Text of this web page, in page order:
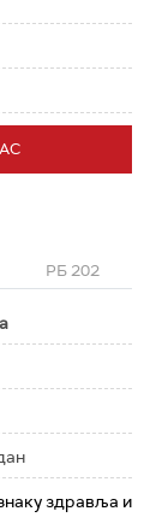
РБ 202
здравља и